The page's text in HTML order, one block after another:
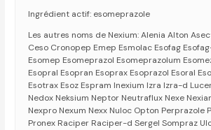
Ingrédient actif: esomeprazole
Les autres noms de Nexium: Alenia Alton
Ceso Cronopep Emep Esmolac Esofag
Esomep Esomeprazol Esomeprazolum
Esopral Esopran Esoprax Esoprazol Esoral
Esotrax Esoz Espram Inexium Izra Izra-d
Nedox Neksium Neptor Neutraflux Nexe
Nexpro Nexum Nexx Nuloc Opton Perprazole
Pronex Raciper Raciper-d Sergel Sompraz